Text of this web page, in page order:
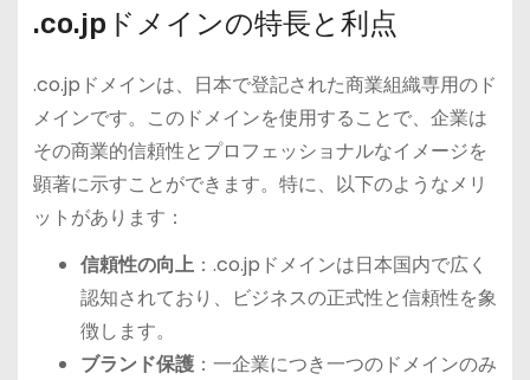
.co.jpドメインの特長と利点
.co.jpドメインは、日本で登記された商業組織専用のド
メインです。このドメインを使用することで、企業は
その商業的信頼性とプロフェッショナルなイメージを
顕著に示すことができます。特に、以下のようなメリ
ットがあります：
信頼性の向上：.co.jpドメインは日本国内で広く
認知されており、ビジネスの正式性と信頼性を象
徴します。
ブランド保護：一企業につき一つのドメインのみ